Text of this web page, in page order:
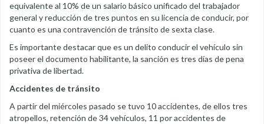
equivalente al 10% de un salario básico unificado del trabajador
general y reducción de tres puntos en su licencia de conducir, por
cuanto es una contravención de tránsito de sexta clase.
Es importante destacar que es un delito conducir el vehículo sin
poseer el documento habilitante, la sanción es tres días de pena
privativa de libertad.
Accidentes de tránsito
A partir del miércoles pasado se tuvo 10 accidentes, de ellos tres
atropellos, retención de 34 vehículos, 11 por accidentes de